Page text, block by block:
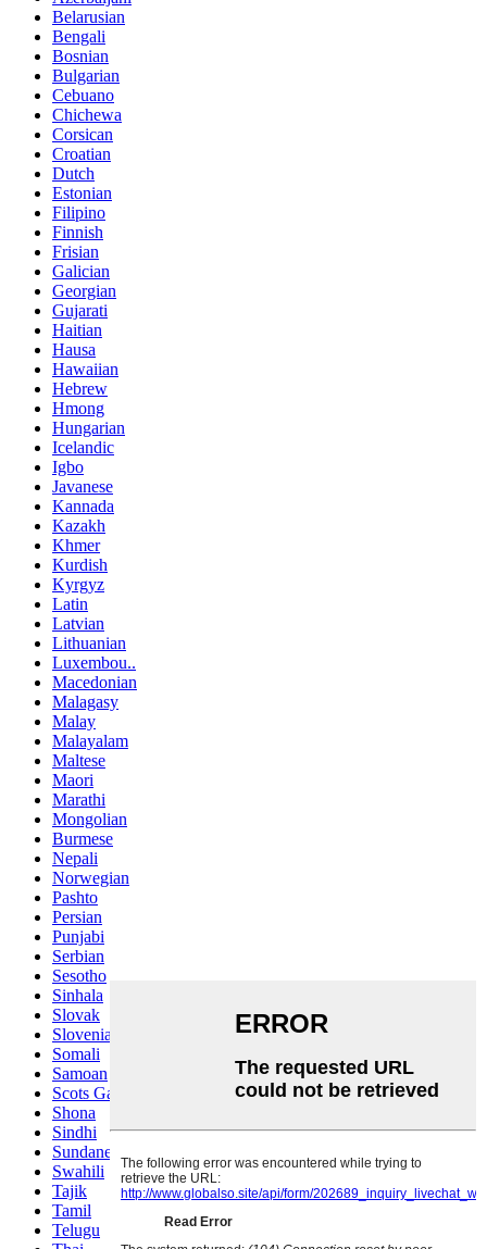
Belarusian
Bengali
Bosnian
Bulgarian
Cebuano
Chichewa
Corsican
Croatian
Dutch
Estonian
Filipino
Finnish
Frisian
Galician
Georgian
Gujarati
Haitian
Hausa
Hawaiian
Hebrew
Hmong
Hungarian
Icelandic
Igbo
Javanese
Kannada
Kazakh
Khmer
Kurdish
Kyrgyz
Latin
Latvian
Lithuanian
Luxembou..
Macedonian
Malagasy
Malay
Malayalam
Maltese
Maori
Marathi
Mongolian
Burmese
Nepali
Norwegian
Pashto
Persian
Punjabi
Serbian
Sesotho
Sinhala
Slovak
Slovenian
Somali
Samoan
Scots Gaelic
Shona
Sindhi
Sundanese
Swahili
Tajik
Tamil
Telugu